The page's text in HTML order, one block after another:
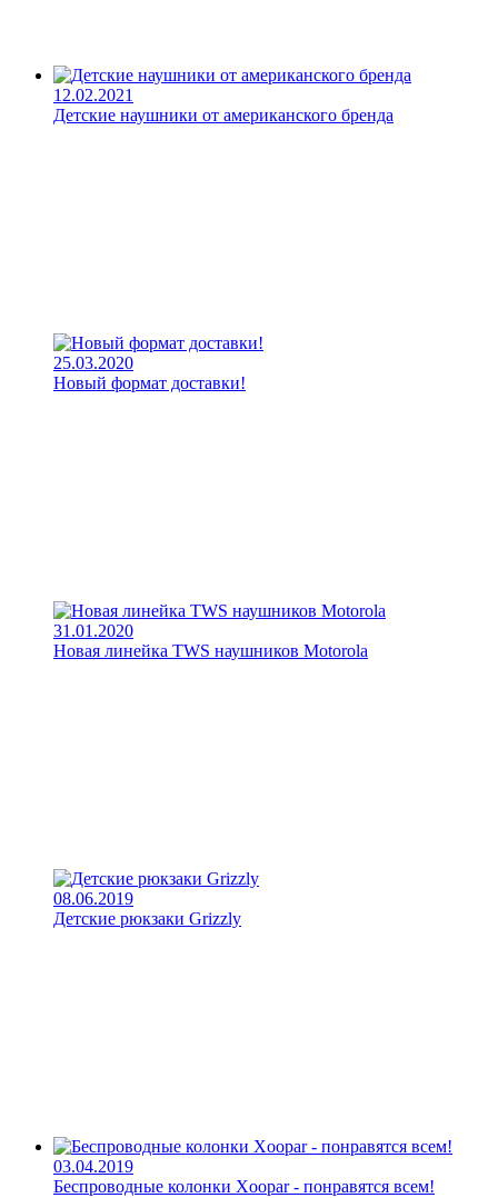
12.02.2021
Детские наушники от американского бренда
25.03.2020
Новый формат доставки!
31.01.2020
Новая линейка TWS наушников Motorola
08.06.2019
Детские рюкзаки Grizzly
03.04.2019
Беспроводные колонки Xoopar - понравятся всем!